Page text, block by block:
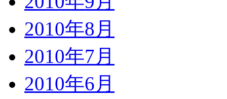
2010年8月
2010年7月
2010年6月